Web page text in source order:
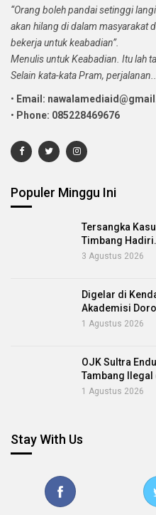
“Orang boleh pandai setinggi
akan hilang di dalam masyarakat
bekerja untuk keabadian”.
Menulis untuk Keabadian. Itu lah
Selain kata-kata Pram, perjalanan...
• Email:
• Phone: 085228469676
Populer Minggu Ini
Tersangka
Timbang
3 Agustus 2026
Digelar di
Akademisi
1 Agustus 2026
OJK Sultra
Tambang
1 Agustus 2026
Stay With Us